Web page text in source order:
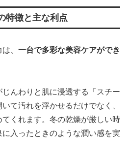
特徴と主な利点
、 一台で多彩な美容ケアができ
んわりと肌に浸透する「スチー
て汚れを浮かせるだけでなく、
くれます。冬の乾燥が厳しい時
入ったときのような潤い感を実